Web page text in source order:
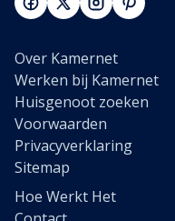
Over Kamernet
Werken bij Kamernet
Huisgenoot zoeken
Voorwaarden
Privacyverklaring
Sitemap
Hoe Werkt Het